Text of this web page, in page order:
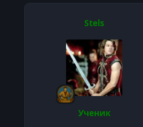
Stels
Ученик